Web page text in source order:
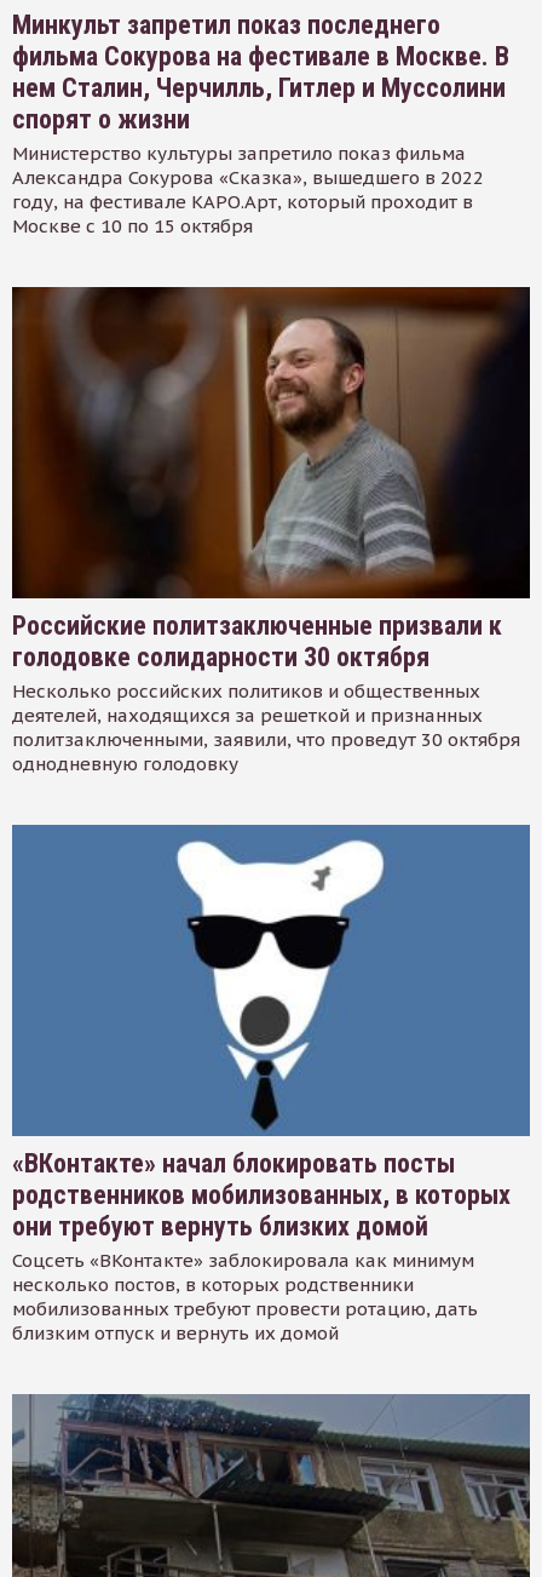
Минкульт запретил показ последнего
фильма Сокурова на фестивале в Москве. В
нем Сталин, Черчилль, Гитлер и Муссолини
спорят о жизни
Министерство культуры запретило показ фильма
Александра Сокурова «Сказка», вышедшего в 2022
году, на фестивале КАРО.Арт, который проходит в
Москве с 10 по 15 октября
Российские политзаключенные призвали к
голодовке солидарности 30 октября
Несколько российских политиков и общественных
деятелей, находящихся за решеткой и признанных
политзаключенными, заявили, что проведут 30 октября
однодневную голодовку
«ВКонтакте» начал блокировать посты
родственников мобилизованных, в которых
они требуют вернуть близких домой
Соцсеть «ВКонтакте» заблокировала как минимум
несколько постов, в которых родственники
мобилизованных требуют провести ротацию, дать
близким отпуск и вернуть их домой